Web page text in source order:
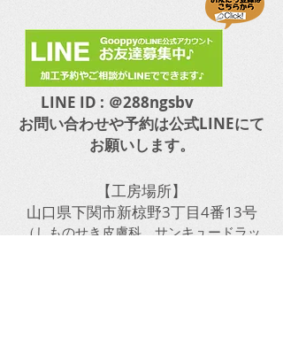
LINE ID : ＠288ngsbv
​お問い合わせや予約は公式LINEにて
お願いします。
【工房場所】
山口県下関市新椋野3丁目4番13号
​（しものせき皮膚科、サンキュードラッ